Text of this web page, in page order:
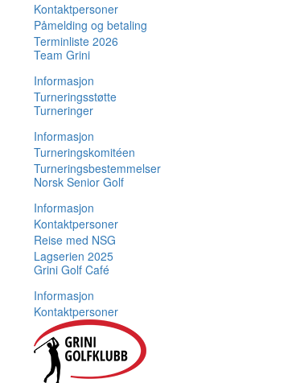
Kontaktpersoner
Påmelding og betaling
Terminliste 2026
Team Grini
Informasjon
Turneringsstøtte
Turneringer
Informasjon
Turneringskomitéen
Turneringsbestemmelser
Norsk Senior Golf
Informasjon
Kontaktpersoner
Reise med NSG
Lagserien 2025
Grini Golf Café
Informasjon
Kontaktpersoner